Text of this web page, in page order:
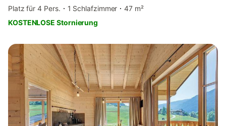
Platz für 4 Pers.
1 Schlafzimmer
47 m²
KOSTENLOSE Stornierung